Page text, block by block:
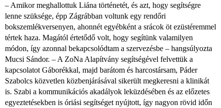
– Amikor meghallottuk Liána történetét, és azt, hogy segítségre
lenne szüksége, épp Zágrábban voltunk egy rendőri
bokszemlékversenyen, ahonnét egyébként a srácok öt ezüstéremmel
tértek haza. Magától értetődő volt, hogy segítünk valamilyen
módon, így azonnal bekapcsolódtam a szervezésbe – hangsúlyozta
Mucsi Sándor. – A ZoNa Alapítvány segítségével felvettük a
kapcsolatot Gáborékkal, majd barátom és harcostársam, Páder
Szabolcs közvetlen közbenjárásával sikerült megkeresni a klinikát
is. Szabi a kommunikációs akadályok leküzdésében és az előzetes
egyeztetésekben is óriási segítséget nyújtott, így nagyon rövid időn